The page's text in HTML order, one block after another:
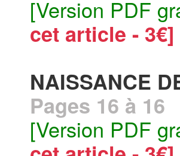
[Version PDF
cet article - 3€]
NAISSANCE
Pages 16 à 16
[Version PDF